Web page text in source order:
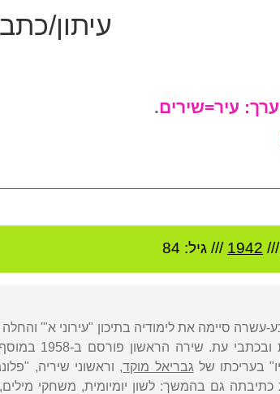
עיתון/
עיר=שירים.
///
1942 /// גיל: 84
סיימה את לימודיה בתיכון "עירוני א"'
זו החלה
בעריכתו של גבריאל מוקד
גם בהמשך: לשון יומיומית, משחקי מילים,